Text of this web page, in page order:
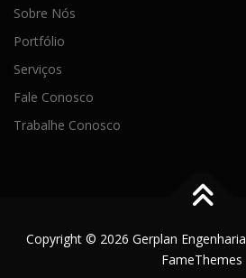
Sobre Nós
Portfólio
Serviços
Fale Conosco
Trabalhe Conosco
Copyright © 2026 Gerplan Engenharia
FameThemes